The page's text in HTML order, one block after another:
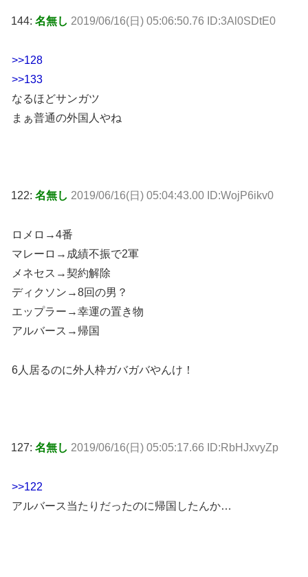
144: 名無し 2019/06/16(日) 05:06:50.76 ID:3Al0SDtE0
>>128
>>133
なるほどサンガツ
まぁ普通の外国人やね
122: 名無し 2019/06/16(日) 05:04:43.00 ID:WojP6ikv0
ロメロ→4番
マレーロ→成績不振で2軍
メネセス→契約解除
ディクソン→8回の男？
エップラー→幸運の置き物
アルバース→帰国
6人居るのに外人枠ガバガバやんけ！
127: 名無し 2019/06/16(日) 05:05:17.66 ID:RbHJxvyZp
>>122
アルバース当たりだったのに帰国したんか…